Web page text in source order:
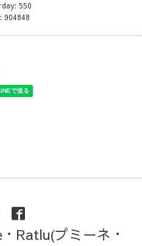
550
904848
Ratlu(プミーネ・